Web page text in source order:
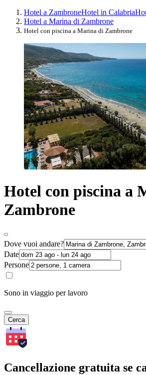
Hotel a ZambroneHotel in Calabria
Hotel a Marina di Zambrone
Hotel con piscina a Marina di Zambrone
Hotel con piscina a
Zambrone
Dove vuoi andare?
Date
Persone
Sono in viaggio per lavoro
Cerca
Cancellazione gratuita se